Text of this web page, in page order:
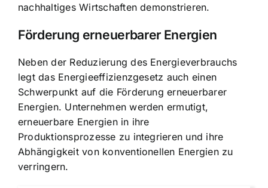
nachhaltiges Wirtschaften demonstrieren.
Förderung erneuerbarer Energien
Neben der Reduzierung des Energieverbrauchs
legt das Energieeffizienzgesetz auch einen
Schwerpunkt auf die Förderung erneuerbarer
Energien. Unternehmen werden ermutigt,
erneuerbare Energien in ihre
Produktionsprozesse zu integrieren und ihre
Abhängigkeit von konventionellen Energien zu
verringern.